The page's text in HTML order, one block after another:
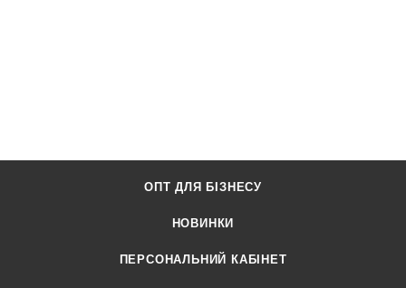
ОПТ ДЛЯ БІЗНЕСУ
НОВИНКИ
ПЕРСОНАЛЬНИЙ КАБІНЕТ